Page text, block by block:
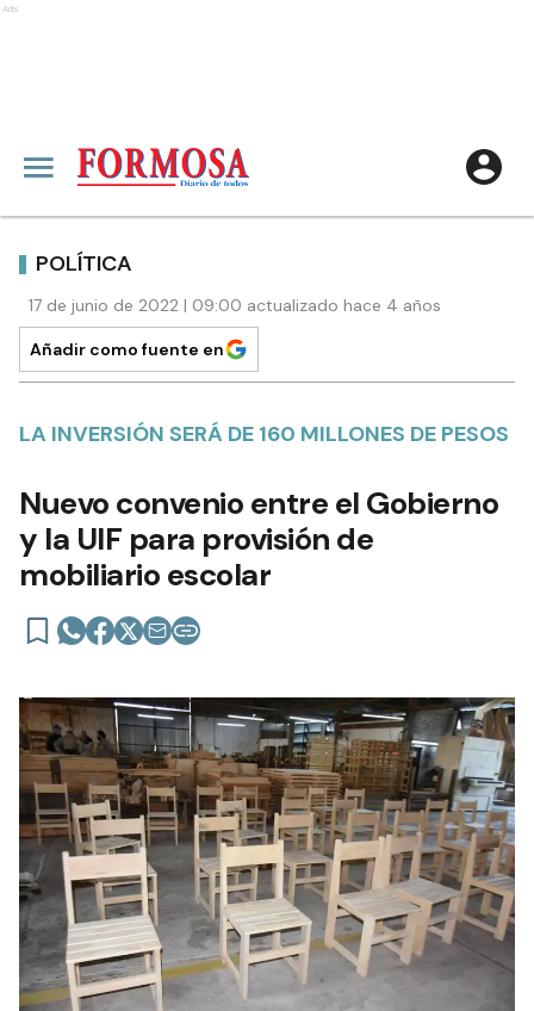
Ads
POLÍTICA
17 de junio de 2022 | 09:00 actualizado hace 4 años
Añadir como fuente en
LA INVERSIÓN SERÁ DE 160 MILLONES DE PESOS
Nuevo convenio entre el Gobierno
y la UIF para provisión de
mobiliario escolar